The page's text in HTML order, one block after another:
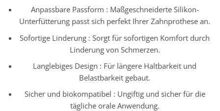
Anpassbare Passform : Maßgeschneiderte Silikon-
Unterfütterung passt sich perfekt Ihrer Zahnprothese an.
Sofortige Linderung : Sorgt für sofortigen Komfort durch
Linderung von Schmerzen.
Langlebiges Design : Für längere Haltbarkeit und
Belastbarkeit gebaut.
Sicher und biokompatibel : Ungiftig und sicher für die
tägliche orale Anwendung.